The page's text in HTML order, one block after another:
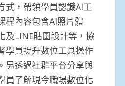
式，帶領學員認識AI工
程內容包含AI照片體
及LINE貼圖設計等，協
學員提升數位工具操作
另透過社群平台分享與
員了解現今職場數位化